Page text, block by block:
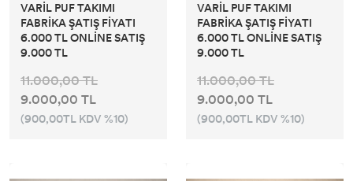
VARİL PUF TAKIMI
FABRİKA ŞATIŞ FİYATI
6.000 TL ONLİNE SATIŞ
9.000 TL
11.000,00 TL
9.000,00 TL
(900,00TL KDV %10)
VARİL PUF TAKIMI
FABRİKA ŞATIŞ FİYATI
6.000 TL ONLİNE SATIŞ
9.000 TL
11.000,00 TL
9.000,00 TL
(900,00TL KDV %10)